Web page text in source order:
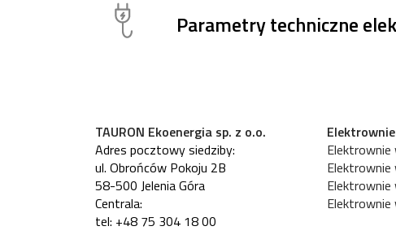
Parametry techniczne
TAURON Ekoenergia sp. z o.o.
Adres pocztowy siedziby:
ul. Obrońców Pokoju 2B
58-500 Jelenia Góra
Centrala:
tel: +48 75 304 18 00
Elektrownie
Elektrownie
Elektrownie